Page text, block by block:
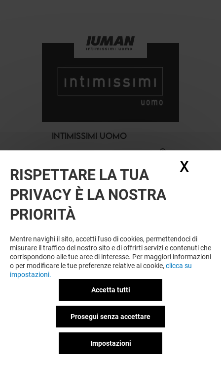
INTIMISSIMI UOMO
Chiuso
RISPETTARE LA TUA
PRIVACY È LA NOSTRA
PRIORITÀ
Mentre navighi il sito, accetti l'uso di cookies, permettendoci di
misurare il traffico del nostro sito e di offrirti servizi e contenuti che
corrispondono alle tue aree di interesse. Per maggiori informazioni
o per modificare le tue preferenze relative ai cookie, clicca su
impostazioni.
Accetta tutti
Prosegui senza accettare
Impostazioni
X